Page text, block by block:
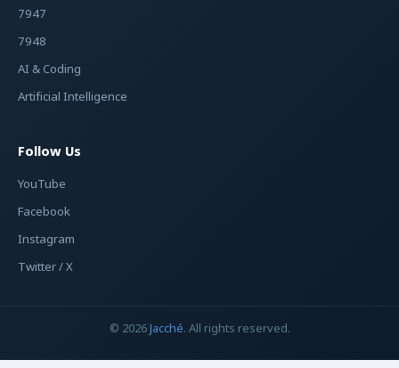
7947
7948
AI & Coding
Artificial Intelligence
Follow Us
YouTube
Facebook
Instagram
Twitter / X
© 2026Jacché. All rights reserved.